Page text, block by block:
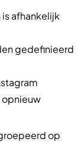
afhankelijk
gedefinieerd
op